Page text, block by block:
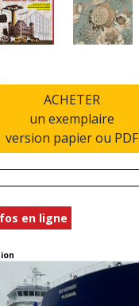
ACHETER
un exemplaire
version papier ou PDF
en ligne